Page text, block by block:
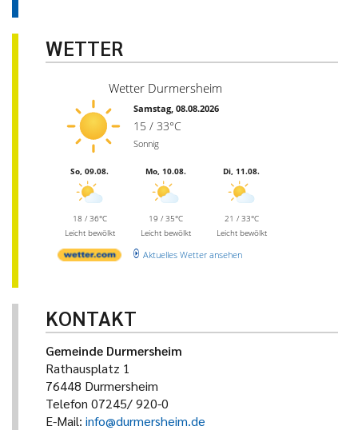
WETTER
Wetter Durmersheim
Samstag, 08.08.2026
15 / 33°C
Sonnig
So, 09.08.
18 / 36°C
Leicht bewölkt
Mo, 10.08.
19 / 35°C
Leicht bewölkt
Di, 11.08.
21 / 33°C
Leicht bewölkt
Aktuelles Wetter ansehen
KONTAKT
Gemeinde Durmersheim
Rathausplatz 1
76448 Durmersheim
Telefon 07245/ 920-0
E-Mail: info@durmersheim.de